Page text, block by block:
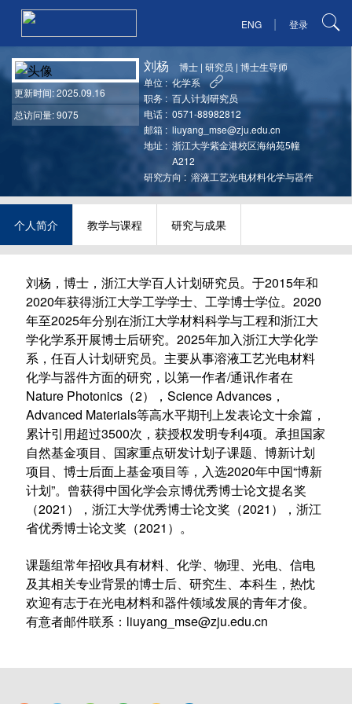
ENG | 登录
更新时间: 2025.09.16
总访问量: 9075
刘杨 博士 |研究员 |博士生导师
单位 : 化学系
职务 : 百人计划研究员
电话 : 0571-88982812
邮箱 : liuyang_mse@zju.edu.cn
地址 : 浙江大学紫金港校区海纳苑5幢
A212
研究方向 : 溶液工艺光电材料化学与器件
个人简介 教学与课程 研究与成果
刘杨，博士，浙江大学百人计划研究员。于2015年和
2020年获得浙江大学工学学士、工学博士学位。2020
年至2025年分别在浙江大学材料科学与工程和浙江大
学化学系开展博士后研究。2025年加入浙江大学化学
系，任百人计划研究员。主要从事溶液工艺光电材料
化学与器件方面的研究，以第一作者/通讯作者在
Nature Photonics（2），Science Advances，
Advanced Materials等高水平期刊上发表论文十余篇，
累计引用超过3500次，获授权发明专利4项。承担国家
自然基金项目、国家重点研发计划子课题、博新计划
项目、博士后面上基金项目等，入选2020年中国“博新
计划”。曾获得中国化学会京博优秀博士论文提名奖
（2021），浙江大学优秀博士论文奖（2021），浙江
省优秀博士论文奖（2021）。
课题组常年招收具有材料、化学、物理、光电、信电
及其相关专业背景的博士后、研究生、本科生，热忱
欢迎有志于在光电材料和器件领域发展的青年才俊。
有意者邮件联系：liuyang_mse@zju.edu.cn